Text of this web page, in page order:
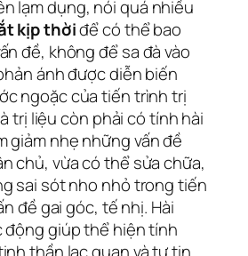
lạm dụng, nói quá nhiều
kịp thờiđể có thể bao
đề, không để sa đà vào
ánh được diễn biến
ngoặc của tiến trình trị
trị liệu còn phải có tính hài
giảm nhẹ những vấn đề
chủ, vừa có thể sửa chữa,
sai sót nho nhỏ trong tiến
đề gai góc, tế nhị. Hài
động giúp thể hiện tính